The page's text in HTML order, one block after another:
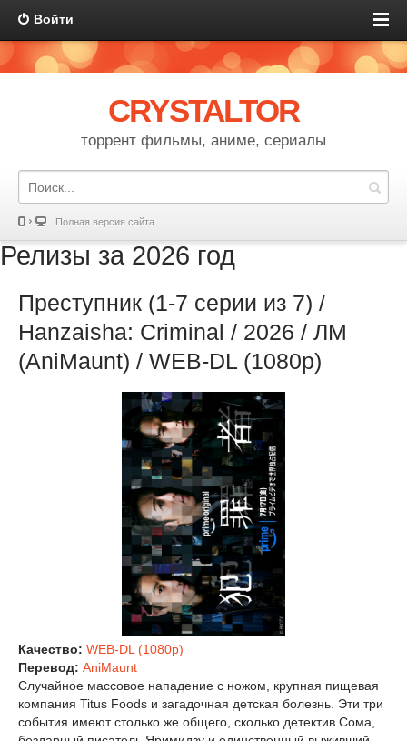
Войти
CRYSTALTOR
торрент фильмы, аниме, сериалы
Полная версия сайта
Релизы за 2026 год
Преступник (1-7 серии из 7) /
Hanzaisha: Criminal / 2026 / ЛМ
(AniMaunt) / WEB-DL (1080p)
Качество: WEB-DL (1080p)
Перевод: AniMaunt
Случайное массовое нападение с ножом, крупная пищевая
компания Titus Foods и загадочная детская болезнь. Эти три
события имеют столько же общего, сколько детектив Сома,